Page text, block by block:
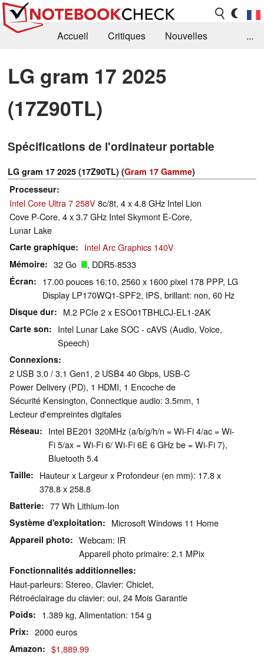
Accueil Critiques
Nouvelles
Recherche
Contact
...
LG gram 17 2025
(17Z90TL)
Spécifications de l'ordinateur portable
LG gram 17 2025 (17Z90TL) (Gram 17 Gamme)
Processeur
Intel Core Ultra 7 258V8c/8t, 4 x 4.8 GHz Intel Lion
Cove P-Core, 4 x 3.7 GHz Intel Skymont E-Core,
Lunar Lake
Carte graphique Intel Arc Graphics 140V
Mémoire 32 Go , DDR5-8533
Écran
17.00 pouces 16:10, 2560 x 1600 pixel 178 PPP, LG
Display LP170WQ1-SPF2, IPS, brillant: non, 60 Hz
Disque dur M.2 PCIe 2 x ESO01TBHLCJ-EL1-2AK
Carte son
Intel Lunar Lake SOC - cAVS (Audio, Voice,
Speech)
Connexions
2 USB 3.0 / 3.1 Gen1, 2 USB4 40 Gbps, USB-C
Power Delivery (PD), 1 HDMI, 1 Encoche de
Sécurité Kensington, Connectique audio: 3.5mm, 1
Lecteur d'empreintes digitales
Réseau
Intel BE201 320MHz (a/b/g/h/n = Wi-Fi 4/ac = Wi-
Fi 5/ax = Wi-Fi 6/ Wi-Fi 6E 6 GHz be = Wi-Fi 7),
Bluetooth 5.4
Taille
Hauteur x Largeur x Profondeur (en mm): 17.8 x
378.8 x 258.8
Batterie 77 Wh Lithium-Ion
Système d'exploitation Microsoft Windows 11 Home
Appareil photo
Webcam: IR
Appareil photo primaire: 2.1 MPix
Fonctionnalités additionnelles
Haut-parleurs: Stereo, Clavier: Chiclet,
Rétroéclairage du clavier: oui, 24 Mois Garantie
Poids 1.389 kg, Alimentation: 154 g
Prix 2000 euros
Amazon $1,889.99